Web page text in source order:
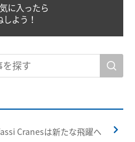
に入ったら
よう！
Cranesは新たな飛躍へ